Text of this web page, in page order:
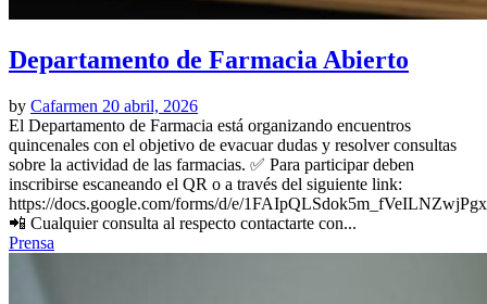
Departamento de Farmacia Abierto
by Cafarmen 20 abril, 2026
El Departamento de Farmacia está organizando encuentros
quincenales con el objetivo de evacuar dudas y resolver consultas
sobre la actividad de las farmacias. ✅ Para participar deben
inscribirse escaneando el QR o a través del siguiente link:
https://docs.google.com/forms/d/e/
📲 Cualquier consulta al respecto contactarte con...
Prensa